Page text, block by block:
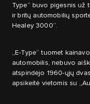
Type“ buvo pigesnis už
ir britų automobilių
Healey 3000“.
„E-Type“ tuomet
automobilis, nebuvo
atspindėjo 1960-ųjų
apsikeitė vietomis su